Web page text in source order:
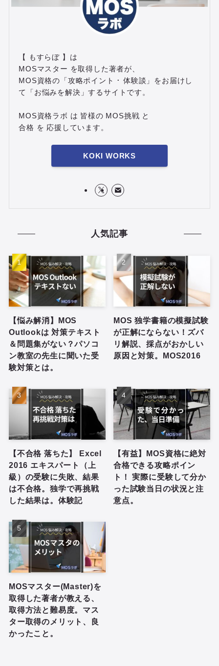
【 もすらぼ 】は
MOSマスター を取得した著者が、
MOS資格の「攻略ポイント ･ 体験談」をお届けし
て「お悩みを解決」するサイトです。
MOS資格ラボ は 皆様の MOS挑戦 と
合格 を 応援しています。
KOKI WORKS
人気記事
【悩み解消】MOS
Outlookは 対策テキスト
＆問題集がない？パソコ
ン教室の先生に聞いた受
験対策とは。
MOS 独学書籍の模擬試験
が正解にならない！ズバ
リ解説、採点がおかしい
原因と対策。MOS2016
【不合格 落ちた】 Excel
2016 エキスパート（上
級）の受験に失敗、結果
は不合格。独学で再挑戦
した結果は。体験記
【有益】MOS資格に絶対
合格できる攻略ポイン
ト！ 実際に受験して分か
った試験当日の状況と注
意点。
MOSマスター(Master)を
取得した著者が教える、
取得方法と難易度。マス
ター取得のメリット、良
かったこと。